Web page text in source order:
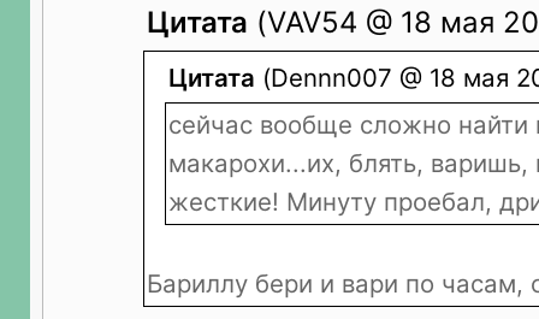
Цитата (VAV54 @ 18 мая
Цитата (Dennn007 @ 18 мая
сейчас вообще сложно найти
макарохи...их, блять,
жесткие! Минуту проебал,
Бариллу бери и вари по часам,